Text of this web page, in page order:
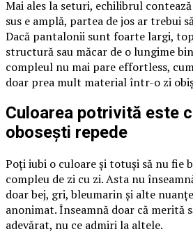
Mai ales la seturi, echilibrul
sus e amplă, partea de jos ar trebui
Dacă pantalonii sunt foarte largi,
structură sau măcar de o lungime
compleul nu mai pare effortless,
doar prea mult material într-o zi
Culoarea potrivită este
obosești repede
Poți iubi o culoare și totuși să nu fie
compleu de zi cu zi. Asta nu
doar bej, gri, bleumarin și alte
anonimat. Înseamnă doar că merită
adevărat, nu ce admiri la altele.